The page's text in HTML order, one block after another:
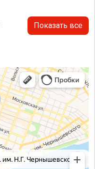
Показать все